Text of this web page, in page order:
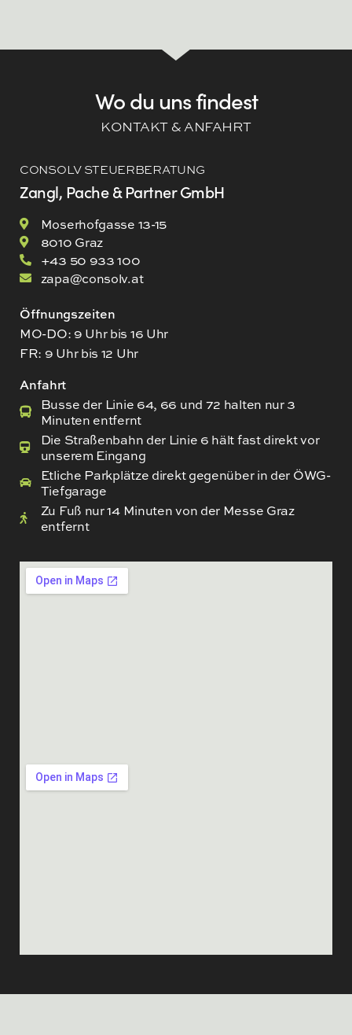
Wo du uns findest
KONTAKT & ANFAHRT
CONSOLV STEUERBERATUNG
Zangl, Pache & Partner GmbH
Moserhofgasse 13-15
8010 Graz
+43 50 933 100
zapa@consolv.at
Öffnungszeiten
MO-DO: 9 Uhr bis 16 Uhr
FR: 9 Uhr bis 12 Uhr
Anfahrt
Busse der Linie 64, 66 und 72 halten nur 3
Minuten entfernt
Die Straßenbahn der Linie 6 hält fast direkt vor
unserem Eingang
Etliche Parkplätze direkt gegenüber in der ÖWG-
Tiefgarage
Zu Fuß nur 14 Minuten von der Messe Graz
entfernt